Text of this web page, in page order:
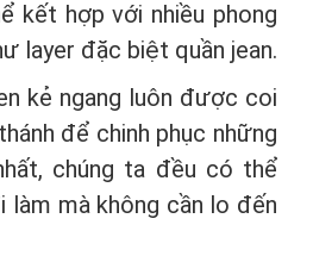
kết hợp với nhiều phong
layer đặc biệt quần jean.
kẻ ngang luôn được coi
để chinh phục những
chúng ta đều có thể
làm mà không cần lo đến